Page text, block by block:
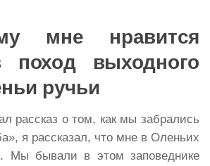
мне нравится
поход выходного
ручьи
рассказ о том, как мы забрались
я рассказал, что мне в Оленьих
Мы бывали в этом заповеднике